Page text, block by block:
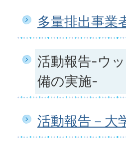
多量排出事業
活動報告-ウ
備の実施-
活動報告－大